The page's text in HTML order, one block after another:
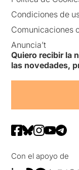
Condiciones de
Comunicaciones
Anuncia’t
Quiero recibir la
las novedades,
Con el apoyo de